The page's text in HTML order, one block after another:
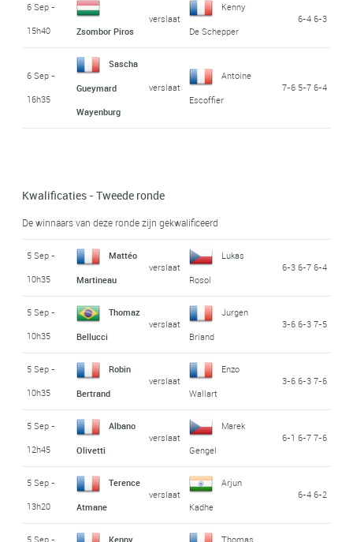
6 Sep -
15h40
Zsombor Piros
verslaat
Kenny
De Schepper
6-4 6-3
6 Sep -
16h35
Sascha
Gueymard
Wayenburg
verslaat
Antoine
Escoffier
7-6 5-7 6-4
Kwalificaties - Tweede ronde
De winnaars van deze ronde zijn gekwalificeerd
5 Sep -
10h35
Mattéo
Martineau
verslaat
Lukas
Rosol
6-3 6-7 6-4
5 Sep -
10h35
Thomaz
Bellucci
verslaat
Jurgen
Briand
3-6 6-3 7-5
5 Sep -
10h35
Robin
Bertrand
verslaat
Enzo
Wallart
3-6 6-3 7-6
5 Sep -
12h45
Albano
Olivetti
verslaat
Marek
Gengel
6-1 6-7 7-6
5 Sep -
13h20
Terence
Atmane
verslaat
Arjun
Kadhe
6-4 6-2
5 Sep -
Kenny Thomas